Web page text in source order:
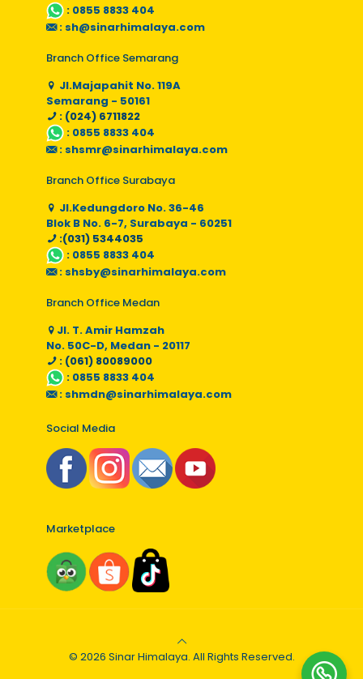
: 0855 8833 404
: sh@sinarhimalaya.com
Branch Office Semarang
Jl.Majapahit No. 119A
Semarang - 50161
: (024) 6711822
: 0855 8833 404
: shsmr@sinarhimalaya.com
Branch Office Surabaya
Jl.Kedungdoro No. 36-46
Blok B No. 6-7, Surabaya - 60251
:(031) 5344035
: 0855 8833 404
: shsby@sinarhimalaya.com
Branch Office Medan
Jl. T. Amir Hamzah
No. 50C-D, Medan - 20117
: (061) 80089000
: 0855 8833 404
: shmdn@sinarhimalaya.com
Social Media
Marketplace
© 2026 Sinar Himalaya. All Rights Reserved.